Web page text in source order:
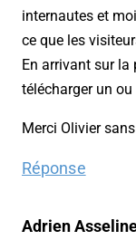
internautes et
ce que les
En arrivant sur la
télécharger un
Merci Olivier
Réponse
Adrien